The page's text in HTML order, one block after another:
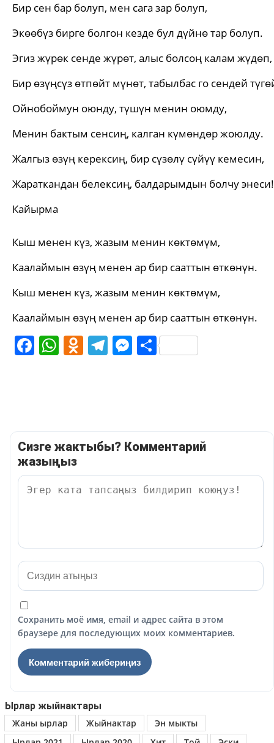
Бир сен бар болуп, мен сага зар болуп,
Экөөбүз бирге болгон кезде бул дүйнө тар болуп.
Эгиз жүрөк сенде жүрөт, алыс болсоң калам жүдөп,
Бир өзүңсүз өтпөйт мүнөт, табылбас го сендей
Ойнобоймун оюнду, түшүн менин оюмду,
Менин бактым сенсиң, калган күмөндөр жоюлду.
Жалгыз өзүң керексиң, бир сүзөлү сүйүү кемесин,
Жараткандан белексиң, балдарымдын болчу энеси!
Кайырма
Кыш менен күз, жазым менин көктөмүм,
Каалаймын өзүң менен ар бир сааттын өткөнүн.
Кыш менен күз, жазым менин көктөмүм,
Каалаймын өзүң менен ар бир сааттын өткөнүн.
Facebook
WhatsApp
Odnoklassniki
Telegram
Messenger
Share
Сизге жактыбы? Комментарий
жазыңыз
Сохранить моё имя, email и адрес сайта в этом
браузере для последующих моих комментариев.
Ырлар жыйнактары
Жаны ырлар
Жыйнактар
Эн мыкты